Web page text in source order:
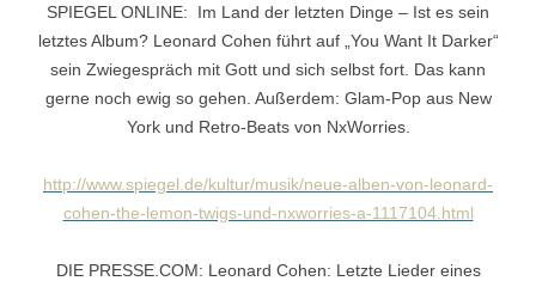
SPIEGEL ONLINE: Im Land der letzten Dinge – Ist es sein
letztes Album? Leonard Cohen führt auf „You Want It Darker“
sein Zwiegespräch mit Gott und sich selbst fort. Das kann
gerne noch ewig so gehen. Außerdem: Glam-Pop aus New
York und Retro-Beats von NxWorries.
http://www.spiegel.de/kultur/musik/neue-alben-von-leonard-
cohen-the-lemon-twigs-und-nxworries-a-1117104.html
DIE PRESSE.COM: Leonard Cohen: Letzte Lieder eines